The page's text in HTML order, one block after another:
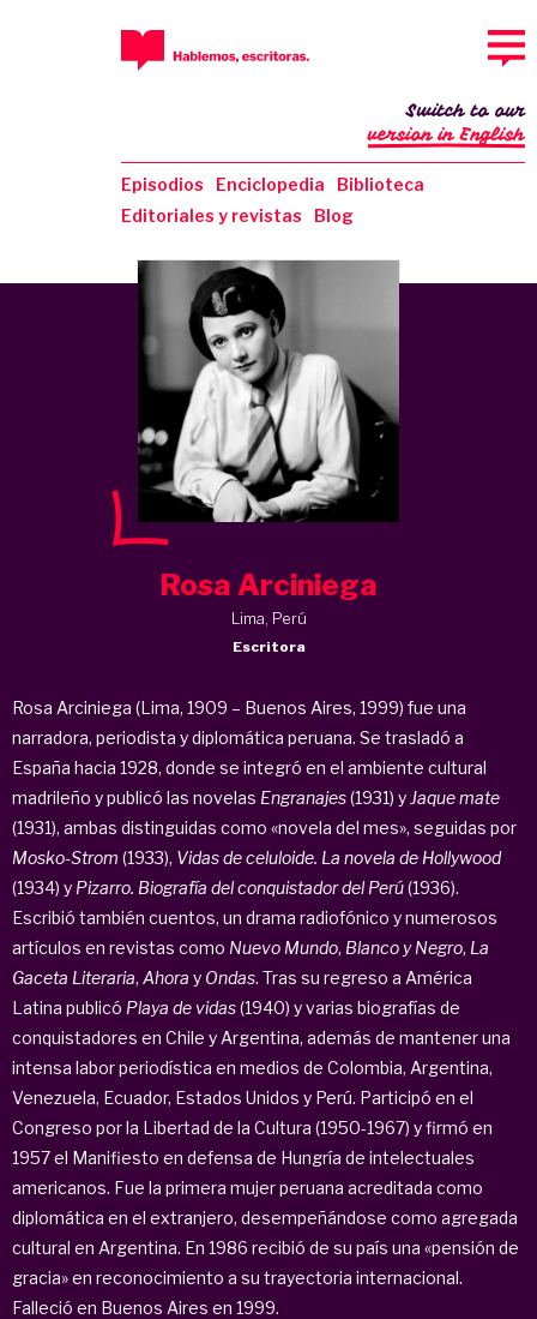
Episodios Enciclopedia
Biblioteca
Editoriales y revistas
Blog
Switch to our
version in English
Rosa Arciniega
Lima, Perú
Escritora
Rosa Arciniega (Lima, 1909 – Buenos Aires, 1999) fue una
narradora, periodista y diplomática peruana. Se trasladó a
España hacia 1928, donde se integró en el ambiente cultural
madrileño y publicó las novelas Engranajes(1931) y Jaque mate
(1931), ambas distinguidas como «novela del mes», seguidas por
Mosko-Strom (1933), Vidas de celuloide. La novela de Hollywood
(1934) y Pizarro. Biografía del conquistador del Perú(1936).
Escribió también cuentos, un drama radiofónico y numerosos
artículos en revistas como Nuevo Mundo, Blanco y Negro, La
Gaceta Literaria, Ahora y Ondas. Tras su regreso a América
Latina publicó Playa de vidas(1940) y varias biografías de
conquistadores en Chile y Argentina, además de mantener una
intensa labor periodística en medios de Colombia, Argentina,
Venezuela, Ecuador, Estados Unidos y Perú. Participó en el
Congreso por la Libertad de la Cultura (1950-1967) y firmó en
1957 el Manifiesto en defensa de Hungría de intelectuales
americanos. Fue la primera mujer peruana acreditada como
diplomática en el extranjero, desempeñándose como agregada
cultural en Argentina. En 1986 recibió de su país una «pensión de
gracia» en reconocimiento a su trayectoria internacional.
Falleció en Buenos Aires en 1999.